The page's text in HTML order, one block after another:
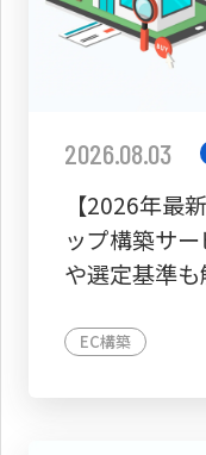
2026.08.03
【2026年最
ップ構築サ
や選定基準も
EC構築